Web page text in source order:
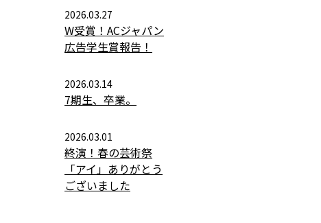
2026.03.27
W受賞！ACジャパン
広告学生賞報告！
2026.03.14
7期生、卒業。
2026.03.01
終演！春の芸術祭
「アイ」ありがとう
ございました